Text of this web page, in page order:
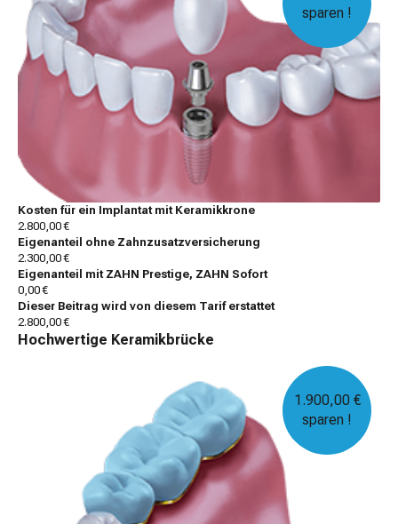
sparen !
Kosten für ein Implantat mit Keramikkrone
2.800,00 €
Eigenanteil ohne Zahnzusatzversicherung
2.300,00 €
Eigenanteil mit ZAHN Prestige, ZAHN Sofort
0,00 €
Dieser Beitrag wird von diesem Tarif erstattet
2.800,00 €
Hochwertige Keramikbrücke
1.900,00 €
sparen !